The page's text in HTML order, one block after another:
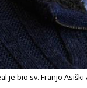
je bio sv. Franjo